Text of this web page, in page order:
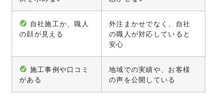
自社施工か、職人
の顔が見える
外注まかせでなく、自社
の職人が対応していると
安心
施工事例や口コミ
がある
地域での実績や、お客様
の声を公開している